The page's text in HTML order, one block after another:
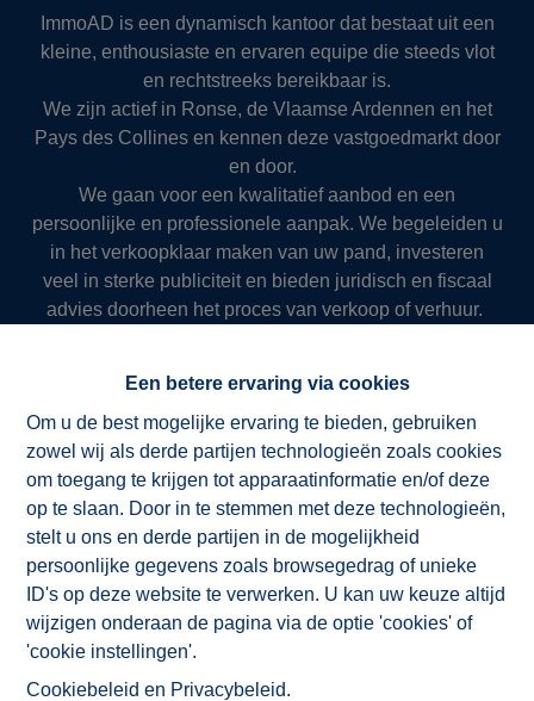
Een betere ervaring via cookies
Om u de best mogelijke ervaring te bieden, gebruiken
zowel wij als derde partijen technologieën zoals cookies
om toegang te krijgen tot apparaatinformatie en/of deze
op te slaan. Door in te stemmen met deze technologieën,
stelt u ons en derde partijen in de mogelijkheid
persoonlijke gegevens zoals browsegedrag of unieke
ID's op deze website te verwerken. U kan uw keuze altijd
wijzigen onderaan de pagina via de optie 'cookies' of
'cookie instellingen'.
Cookiebeleid en Privacybeleid.
ImmoAD is een dynamisch kantoor dat bestaat uit een
kleine, enthousiaste en ervaren equipe die steeds vlot
en rechtstreeks bereikbaar is.
We zijn actief in Ronse, de Vlaamse Ardennen en het
Pays des Collines en kennen deze vastgoedmarkt door
en door.
We gaan voor een kwalitatief aanbod en een
persoonlijke en professionele aanpak. We begeleiden u
in het verkoopklaar maken van uw pand, investeren
veel in sterke publiciteit en bieden juridisch en fiscaal
advies doorheen het proces van verkoop of verhuur.
NV ImmoAD